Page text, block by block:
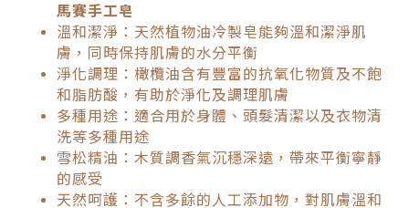
馬賽手工皂
溫和潔淨：天然植物油冷製皂能夠溫和潔淨肌
膚，同時保持肌膚的水分平衡
淨化調理：橄欖油含有豐富的抗氧化物質及不飽
和脂肪酸，有助於淨化及調理肌膚
多種用途：適合用於身體、頭髮清潔以及衣物清
洗等多種用途
雪松精油：木質調香氣沉穩深遠，帶來平衡寧靜
的感受
天然呵護：不含多餘的人工添加物，對肌膚溫和